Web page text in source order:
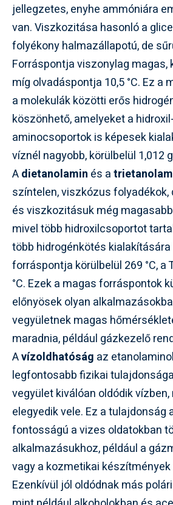
jellegzetes, enyhe ammóniára
van. Viszkozitása hasonló a
folyékony halmazállapotú, de
Forráspontja viszonylag magas,
míg olvadáspontja 10,5 °C. Ez a
a molekulák közötti erős
köszönhető, amelyeket a
aminocsoportok is képesek
víznél nagyobb, körülbelül 1,012
Adietanolamin és a
színtelen, viszkózus
és viszkozitásuk még
mivel több hidroxilcsoportot
több hidrogénkötés kialakítására
forráspontja körülbelül 269 °C, a
°C. Ezek a magas forráspontok
előnyösek olyan
vegyületnek magas
maradnia, például gázkezelő
Avízoldhatóság az
legfontosabb fizikai
vegyület kiválóan oldódik
elegyedik vele. Ez a tulajdonság
fontosságú a vizes oldatokban
alkalmazásukhoz, például a
vagy a kozmetikai
Ezenkívül jól oldódnak más